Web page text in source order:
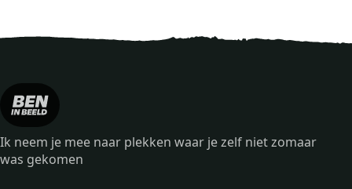
Ik neem je mee naar plekken waar je zelf niet zomaar
was gekomen